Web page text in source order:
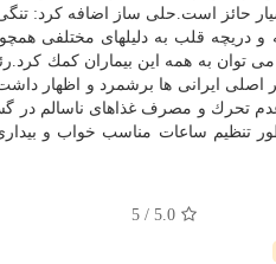
حائز است.حلی ساز اضافه كرد:
دریچه قلب به دلیلهای مختلفی
توان به همه این بیماران كمك
ایرانی ها برشمرد و اظهار داشت:
تحرك و مصرف غذاهای ناسالم در
تنظیم ساعات مناسب خواب و
5.0
/ 5